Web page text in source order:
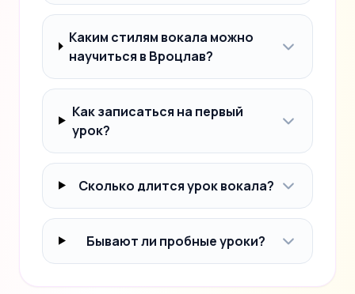
Каким стилям вокала можно
научиться в Вроцлав?
Как записаться на первый
урок?
Сколько длится урок вокала?
Бывают ли пробные уроки?